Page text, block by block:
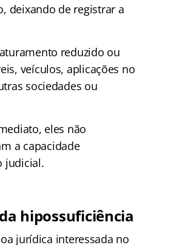
deixando de registrar a
reduzido ou
veículos, aplicações no
sociedades ou
eles não
a capacidade
judicial.
hipossuficiência
jurídica interessada no